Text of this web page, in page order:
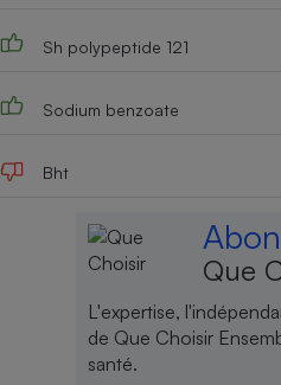
Sh polypeptide 121
Sodium benzoate
Bht
Que
L'expertise,
de Que Choisir
santé.